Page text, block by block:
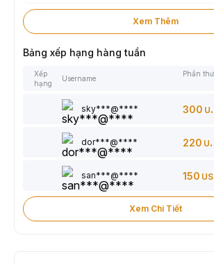
Xem Thêm
Bảng xếp hạng hàng tuần
Xếp
hạng
Username
sky***@**** 300 USDT
dor***@**** 220 USDT
san***@**** 150 USDT
Xem Chi Tiết